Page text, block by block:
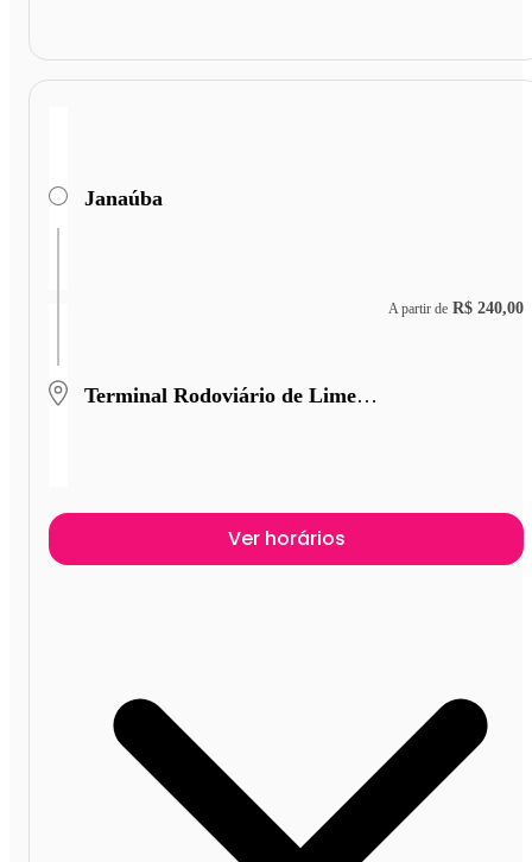
Janaúba
Terminal Rodoviário de Limeira
A partir de R$ 240,00
Ver horários